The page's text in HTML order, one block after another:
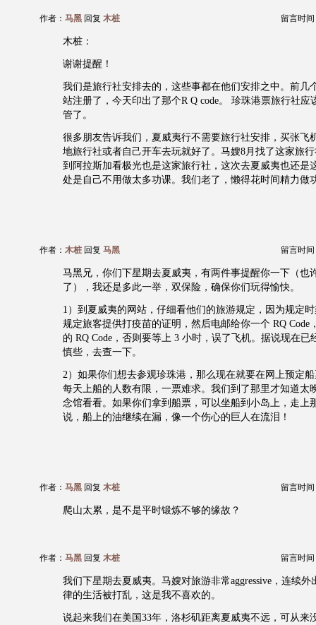
作者： 马黑 回复 木桩 留言时间
木桩：
谢谢提醒！
我们是旅行社安排去的，这些事都在他们安排之中。前几
站注册了，今天印出了那个R Q code。 珍珠港票旅行社应
管了。
很多朋友告诉我们，夏威夷行不需要旅行社安排，买张飞
地旅行社或者自己开车去玩就好了。马嫂8月找了这家旅
到阿拉斯加看极光也是这家旅行社，这次去夏威夷也还是
处是自己不用做太多功课。我们老了，懒得花时间精力做
作者： 木桩 回复 马黑 留言时间
马黑兄，你们下星期去夏威夷，有两件事提醒你一下（也
了），我还是多此一举，双保险，确保你们玩得愉快。
1）到夏威夷的网站，仔细看他们的旅游规定，因为规定
规定旅客提供打疫苗的证明，然后电邮给你一个 RQ Code
的 RQ Code，否则要等上 3 小时，误了飞机。据说现在已
慎些，去查一下。
2）如果你们想去参观珍珠港，那么现在就要在网上预定
每天上船的人数有限，一票难求。我们到了那里才知道太
念馆看看。如果你们拿到船票，可以坐船到小岛上，走上
说，船上的油继续在漏，像一个伤心的巨人在流泪！
作者： 马黑 回复 木桩 留言时间
爬山太累，是不是平时锻炼不够的缘故？
作者： 马黑 回复 木桩 留言时间
我们下星期去夏威夷。马嫂对旅游非常aggressive，连续
律的生活被打乱，这是我不喜欢的。
说起来我们在美国33年，洛杉矶距离夏威夷不远，可从来